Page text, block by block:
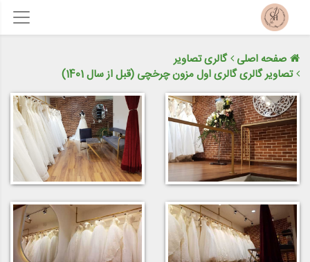
صفحه اصلی گالری تصاویر
تصاویر گالری گالری اول مزون چرخچی (قبل از سال 1401)